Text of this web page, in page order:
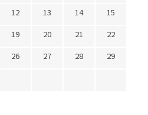
12 13 14
15
19 20 21
22
26 27 28
29